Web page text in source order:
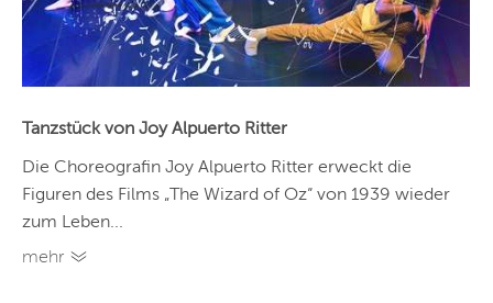
Tanzstück von Joy Alpuerto Ritter
Die Choreografin Joy Alpuerto Ritter erweckt die
Figuren des Films „The Wizard of Oz“ von 1939 wieder
zum Leben...
mehr